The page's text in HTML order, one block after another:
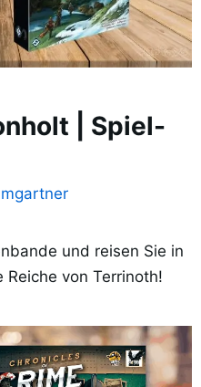
| Spiel-
und reisen Sie in
von Terrinoth!